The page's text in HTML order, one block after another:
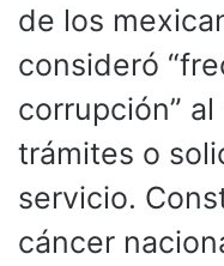
de los
consideró
corrupción”
trámites o
servicio.
cáncer